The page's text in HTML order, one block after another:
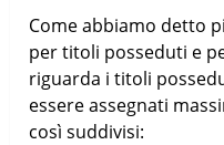
Come abbiamo detto
per titoli posseduti e
riguarda i titoli
essere assegnati
così suddivisi: